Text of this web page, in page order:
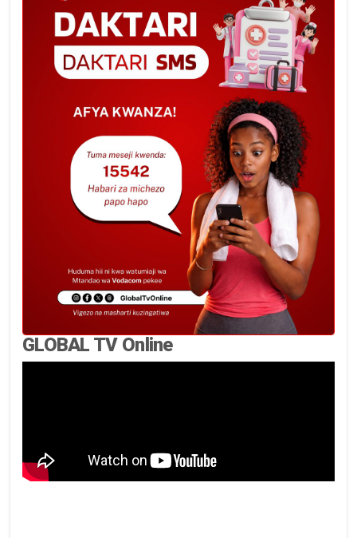
GLOBAL TV Online